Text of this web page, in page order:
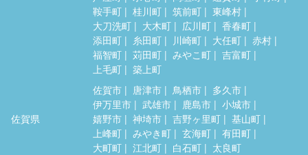
鞍手町
桂川町 筑前町
東峰村
大刀洗町
大木町 広川町
香春町
添田町
糸田町 川崎町 大任町
赤村
福智町
苅田町 みやこ町
吉富町
上毛町
築上町
佐賀県
佐賀市 唐津市 鳥栖市
多久市
伊万里市
武雄市 鹿島市
小城市
嬉野市
神埼市 吉野ヶ里町
基山町
上峰町
みやき町 玄海町
有田町
大町町
江北町 白石町 太良町